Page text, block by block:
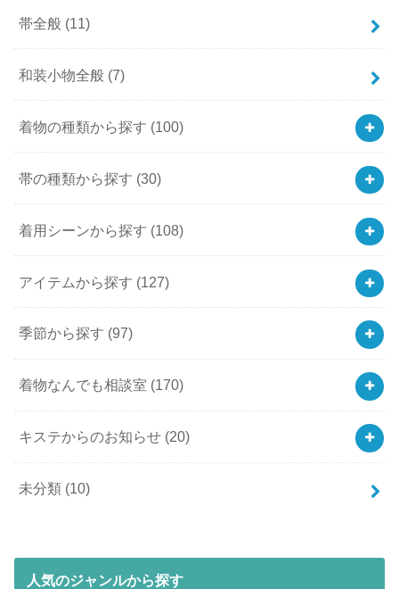
帯全般 (11)
和装小物全般 (7)
着物の種類から探す (100)
帯の種類から探す (30)
着用シーンから探す (108)
アイテムから探す (127)
季節から探す (97)
着物なんでも相談室 (170)
キステからのお知らせ (20)
未分類 (10)
人気のジャンルから探す